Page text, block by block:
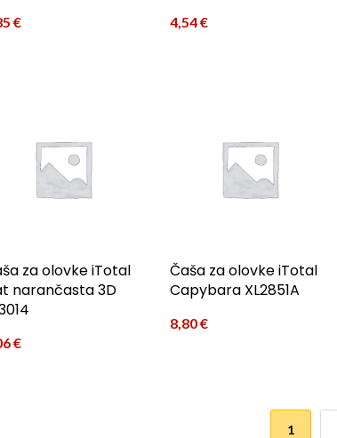
€ 4,54€
za olovke iTotal
narančasta 3D
€
Čaša za olovke iTotal
Capybara XL2851A
8,80€
1